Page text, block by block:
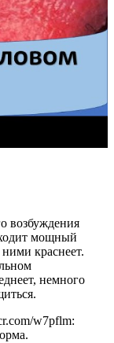
возбуждения
мощный
краснеет.
немного
w7pflm: